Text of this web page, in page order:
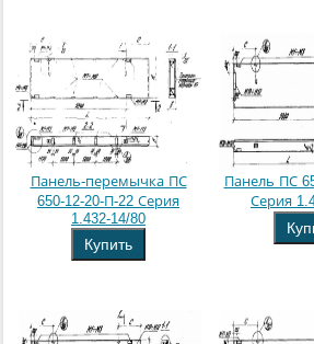
Панель-перемычка ПС
650-12-20-П-22 Серия
1.432-14/80
Купить
Панель ПС
Серия